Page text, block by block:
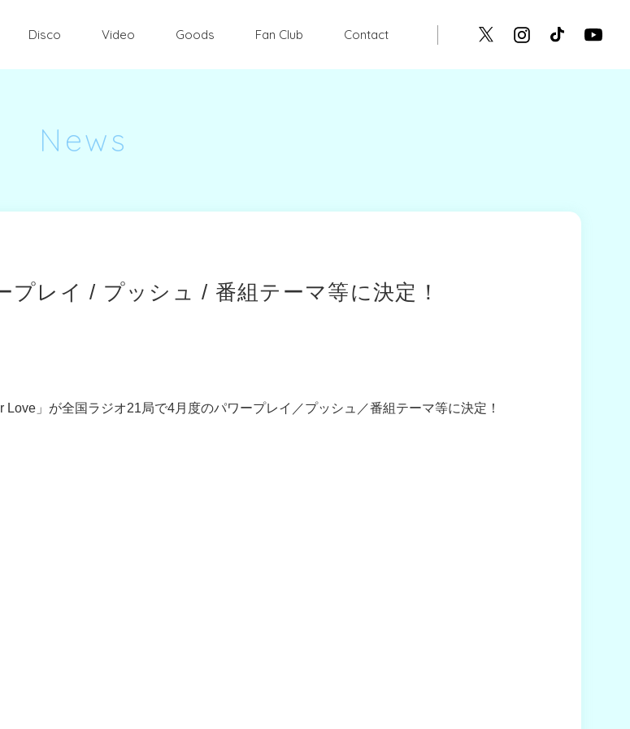
Disco Video Goods Fan Club Contact
News
プレイ / プッシュ / 番組テーマ等に決定！
」が全国ラジオ21局で4月度のパワープレイ／プッシュ／番組テーマ等に決定！